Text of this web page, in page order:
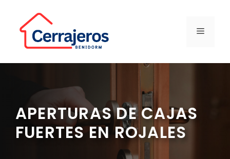
contenido
MENÚ
APERTURAS DE CAJAS
FUERTES EN ROJALES